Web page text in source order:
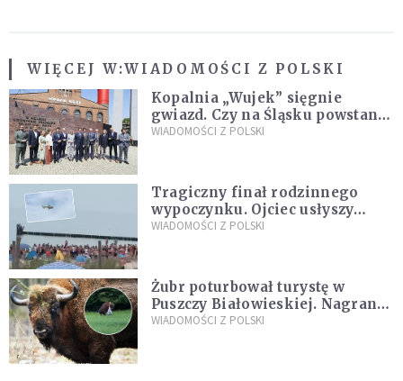
WIĘCEJ W:WIADOMOŚCI Z POLSKI
Kopalnia „Wujek” sięgnie
gwiazd. Czy na Śląsku powstanie
„Dolina Krzemowa”?
WIADOMOŚCI Z POLSKI
Tragiczny finał rodzinnego
wypoczynku. Ojciec usłyszy
zarzuty
WIADOMOŚCI Z POLSKI
Żubr poturbował turystę w
Puszczy Białowieskiej. Nagranie
daje do myślenia
WIADOMOŚCI Z POLSKI